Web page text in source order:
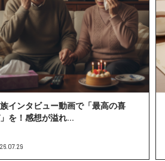
インタビュー動画で「最高の喜
を！感想が溢れ...